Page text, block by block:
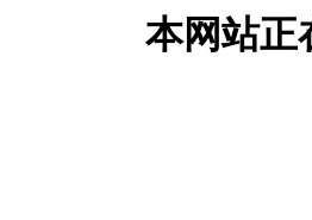
本网站正